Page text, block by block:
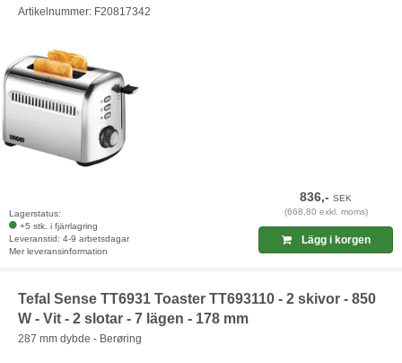
Artikelnummer: F20817342
Lagerstatus:
+5 stk. i fjärrlagring
Leveranstid: 4-9 arbetsdagar
Mer leveransinformation
836,-SEK
(668,80 exkl. moms)
Lägg i korgen
Tefal Sense TT6931 Toaster TT693110 - 2 skivor - 850
W - Vit - 2 slotar - 7 lägen - 178 mm
287 mm dybde - Berøring